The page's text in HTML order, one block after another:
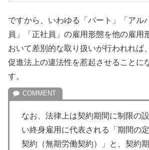
ですから、いわゆる「パート」「アル
員」「正社員」の雇用形態を他の雇用
おいて差別的な取り扱いが行われれば
促進法上の違法性を惹起させることに
す。
なお、法律上は契約期間に制限の
い終身雇用に代表される「期間の
契約（無期労働契約）」と、契約